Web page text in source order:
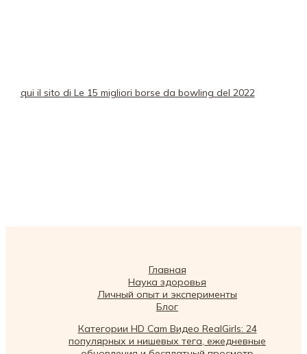
qui il sito di Le 15 migliori borse da bowling del 2022
Главная
Наука здоровья
Личный опыт и эксперименты
Блог
Категории HD Cam Видео RealGirls: 24
популярных и нишевых тега, ежедневные